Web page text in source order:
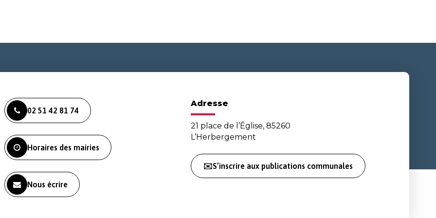
02 51 42 81 74
Horaires des mairies
Nous écrire
Adresse
21 place de l’Église, 85260
L’Herbergement
✉️S’inscrire aux publications communales